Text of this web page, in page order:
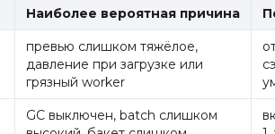
Наиболее вероятная причина
превью слишком тяжёлое,
давление при загрузке или
грязный worker
GC выключен, batch слишком